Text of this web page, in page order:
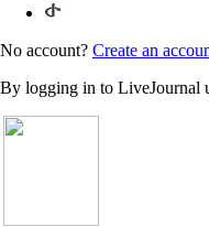
No account? Create an
By logging in to LiveJournal